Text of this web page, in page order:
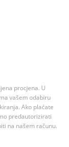
procjena. U
vašem odabiru
Ako plaćate
predautorizirati
na našem računu.